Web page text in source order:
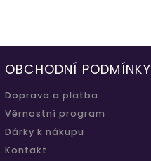
OBCHODNÍ PODMÍNKY
Doprava a platba
Věrnostní program
Dárky k nákupu
Kontakt